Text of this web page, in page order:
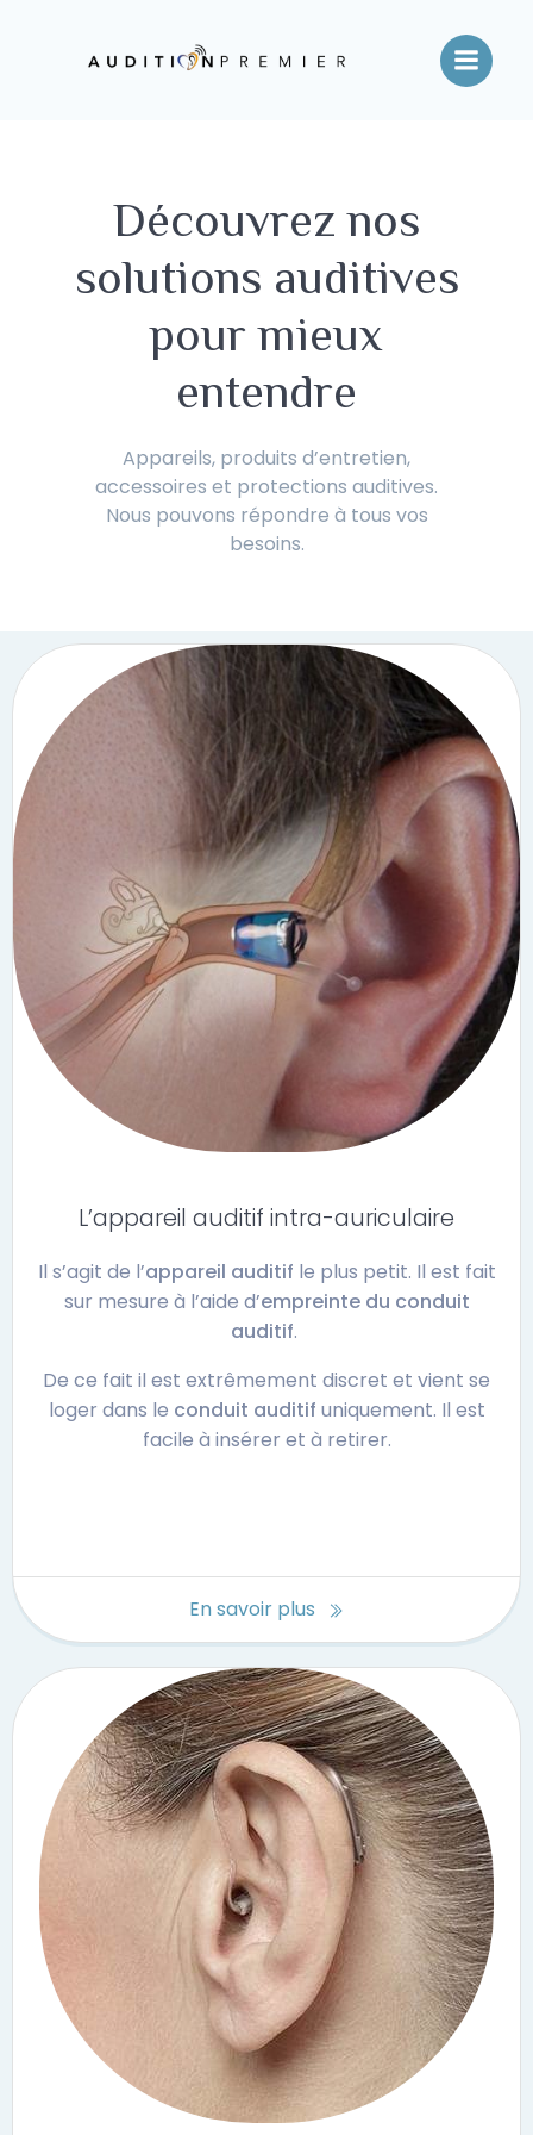
contenu
Découvrez nos
solutions auditives
pour mieux
entendre
Appareils, produits d’entretien,
accessoires et protections auditives.
Nous pouvons répondre à tous vos
besoins.
L’appareil auditif intra-auriculaire
Il s’agit de l’appareil auditif le plus petit. Il est fait
sur mesure à l’aide d’empreinte du conduit
auditif.
De ce fait il est extrêmement discret et vient se
loger dans le conduit auditif uniquement. Il est
facile à insérer et à retirer.
En savoir plus